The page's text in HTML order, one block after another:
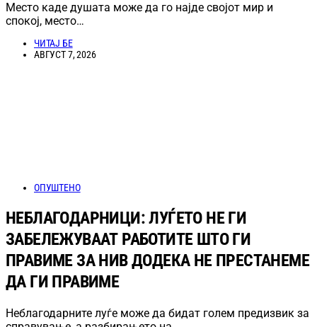
Место каде душата може да го најде својот мир и
спокој, место…
ЧИТАЈ БЕ
АВГУСТ 7, 2026
ОПУШТЕНО
НЕБЛАГОДАРНИЦИ: ЛУЃЕТО НЕ ГИ
ЗАБЕЛЕЖУВААТ РАБОТИТЕ ШТО ГИ
ПРАВИМЕ ЗА НИВ ДОДЕКА НЕ ПРЕСТАНЕМЕ
ДА ГИ ПРАВИМЕ
Неблагодарните луѓе може да бидат голем предизвик за